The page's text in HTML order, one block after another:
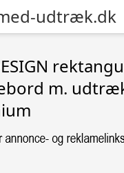
udtræk.dk
m.